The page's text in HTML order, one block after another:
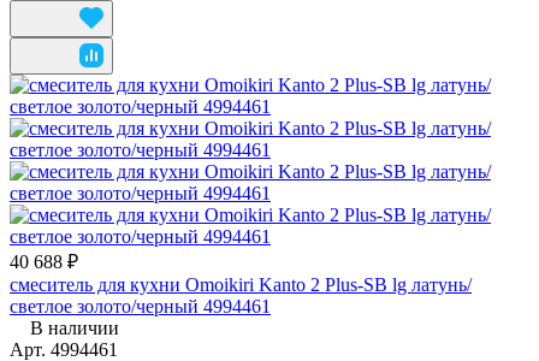
40 688 ₽
смеситель для кухни Omoikiri Kanto 2 Plus-SB lg латунь/
светлое золото/черный 4994461
В наличии
Арт. 4994461